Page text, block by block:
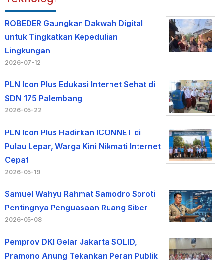
ROBEDER Gaungkan Dakwah Digital
untuk Tingkatkan Kepedulian
Lingkungan
2026-07-12
PLN Icon Plus Edukasi Internet Sehat di
SDN 175 Palembang
2026-05-22
PLN Icon Plus Hadirkan ICONNET di
Pulau Lepar, Warga Kini Nikmati Internet
Cepat
2026-05-19
Samuel Wahyu Rahmat Samodro Soroti
Pentingnya Penguasaan Ruang Siber
2026-05-08
Pemprov DKI Gelar Jakarta SOLID,
Pramono Anung Tekankan Peran Publik